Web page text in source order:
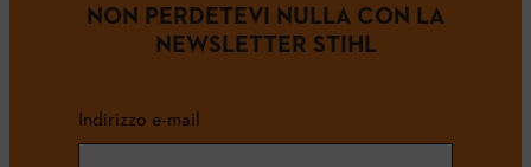
NON PERDETEVI NULLA CON LA
NEWSLETTER STIHL
Indirizzo e-mail